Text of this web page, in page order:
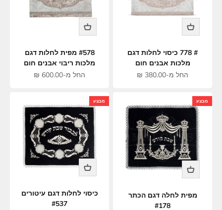
# 778 כיסוי לחלות דגם
מלכות אבנים חום
מחיר מבצע
החל מ-380.00 ₪
#578 מפית לחלות דגם
מלכות ריבוי אבנים חום
מחיר מבצע
החל מ-600.00 ₪
מבצע
מפית לחלה דגם הכתר
#178
מבצע
כיסוי לחלות דגם עיטורים
#537